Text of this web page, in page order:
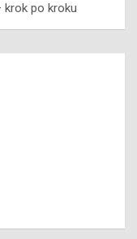
krok po kroku